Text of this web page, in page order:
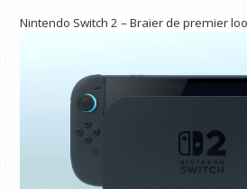
Nintendo Switch 2 – Braier de premier